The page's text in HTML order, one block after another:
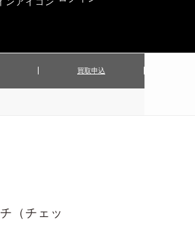
買取申込
（チェッ